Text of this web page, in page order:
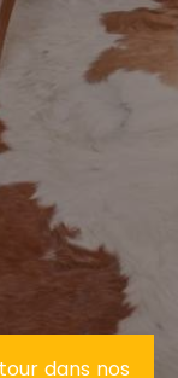
dans nos